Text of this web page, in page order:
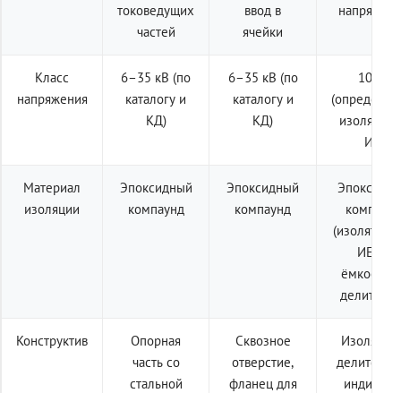
токоведущих
частей
ввод в
ячейки
Класс
напряжения
6–35 кВ (по
каталогу и
КД)
6–35 кВ (по
каталогу и
КД)
10 кВ
ИЕ)
Материал
изоляции
Эпоксидный
компаунд
Эпоксидный
компаунд
компаунд
(изолятор
ИЕп с
Конструктив
Опорная
часть со
стальной
Сквозное
отверстие,
фланец для
Изолятор